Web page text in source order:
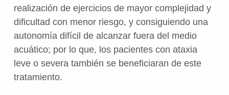
realización de ejercicios de mayor complejidad y
dificultad con menor riesgo, y consiguiendo una
autonomía difícil de alcanzar fuera del medio
acuático; por lo que, los pacientes con ataxia
leve o severa también se beneficiaran de este
tratamiento.